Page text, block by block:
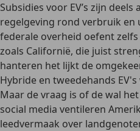
Subsidies voor EV’s zijn
regelgeving rond verbruik en
federale overheid oefent
zoals Californië, die juist
hanteren het lijkt de
Hybride en tweedehands
Maar de vraag is of de wal
social media ventileren
leedvermaak over